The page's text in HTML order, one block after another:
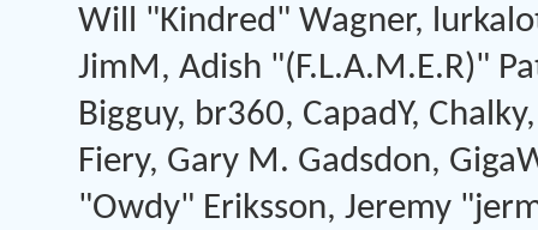
Will "Kindred" Wagner,
JimM, Adish "(F.L.A.M.E.R)"
Bigguy, br360, CapadY,
Fiery, Gary M. Gadsdon,
"Owdy" Eriksson, Jeremy